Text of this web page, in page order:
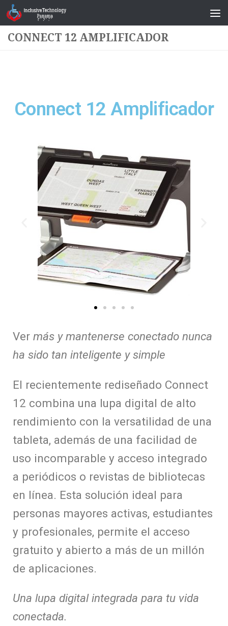
Saltar al contenido
CONNECT 12 AMPLIFICADOR
Connect 12 Amplificador
Ver más y mantenerse conectado nunca
ha sido tan inteligente y simple
El recientemente rediseñado Connect
12 combina una lupa digital de alto
rendimiento con la versatilidad de una
tableta, además de una facilidad de
uso incomparable y acceso integrado
a periódicos o revistas de bibliotecas
en línea. Esta solución ideal para
personas mayores activas, estudiantes
y profesionales, permite el acceso
gratuito y abierto a más de un millón
de aplicaciones.
Una lupa digital integrada para tu vida
conectada.